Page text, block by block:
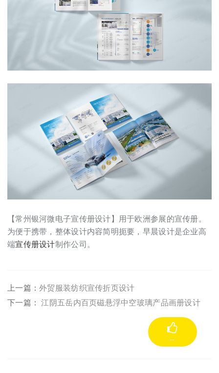
【常州银河微电子宣传册设计】用于欧洲参展的宣传册。
为便于携带，整体设计内容简明扼要，早晨设计是企业高
端宣传册设计制作公司。
上一篇：外贸服装纺织宣传折页设计
下一篇：江阴五岳内百页磁悬浮中空玻璃产品画册设计
--